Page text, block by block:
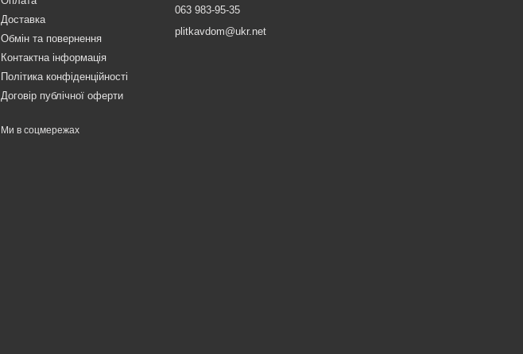
Доставка
Обмін та повернення
Контактна інформація
Політика конфіденційності
Договір публічної оферти
Ми в соцмережах
063 983-95-35
plitkavdom@ukr.net